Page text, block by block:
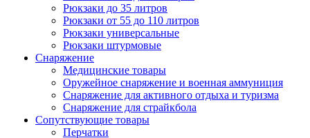
Рюкзаки до 35 литров
Рюкзаки от 55 до 110 литров
Рюкзаки универсальные
Рюкзаки штурмовые
Снаряжение
Медицинские товары
Оружейное снаряжение и военная аммуниция
Снаряжение для активного отдыха и туризма
Снаряжение для страйкбола
Сопутствующие товары
Перчатки